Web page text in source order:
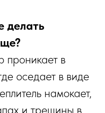
делать
проникает в
оседает в виде
намокает,
и трещины в